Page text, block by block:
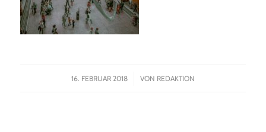
16. FEBRUAR 2018
/ VON REDAKTION